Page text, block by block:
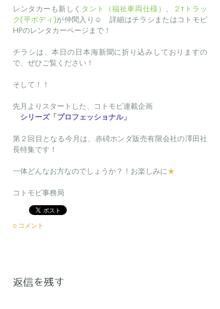
レンタカーも新しく タント（福祉車両仕様）
２tトラッ
ク(平ボディ)が仲間入り☺︎ 詳細はチラシまたはコトモビ
HPのレンタカーページまで！
チラシは、本日の日本海新聞に折り込みしておりますの
で、ぜひご覧ください！
そして！！
先月よりスタートした、コトモビ連載企画
シリーズ「プロフェッショナル」
第２回目となる今月は、赤碕ホンダ販売有限会社の澤田社
長特集です！
一体どんなお方なのでしょうか？！お楽しみに★
コトモビ事務局
0 コメント
返信を残す